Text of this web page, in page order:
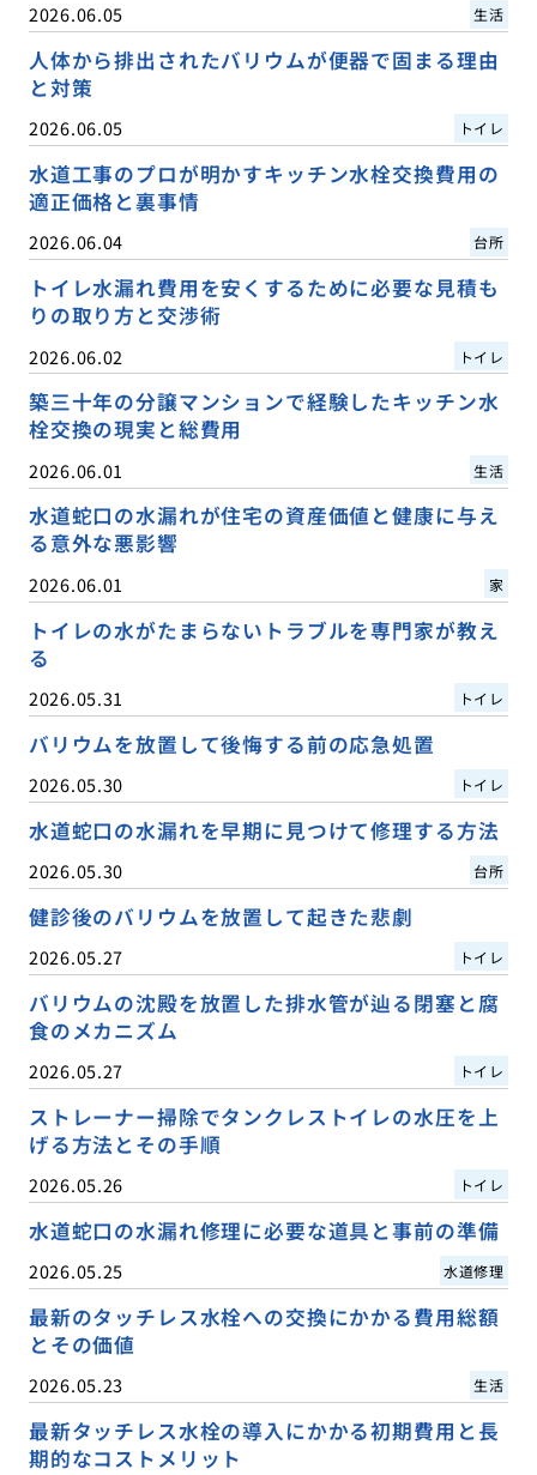
2026.06.05 生活
人体から排出されたバリウムが便器で固まる理由
と対策
2026.06.05 トイレ
水道工事のプロが明かすキッチン水栓交換費用の
適正価格と裏事情
2026.06.04 台所
トイレ水漏れ費用を安くするために必要な見積も
りの取り方と交渉術
2026.06.02 トイレ
築三十年の分譲マンションで経験したキッチン水
栓交換の現実と総費用
2026.06.01 生活
水道蛇口の水漏れが住宅の資産価値と健康に与え
る意外な悪影響
2026.06.01 家
トイレの水がたまらないトラブルを専門家が教え
る
2026.05.31 トイレ
バリウムを放置して後悔する前の応急処置
2026.05.30 トイレ
水道蛇口の水漏れを早期に見つけて修理する方法
2026.05.30 台所
健診後のバリウムを放置して起きた悲劇
2026.05.27 トイレ
バリウムの沈殿を放置した排水管が辿る閉塞と腐
食のメカニズム
2026.05.27 トイレ
ストレーナー掃除でタンクレストイレの水圧を上
げる方法とその手順
2026.05.26 トイレ
水道蛇口の水漏れ修理に必要な道具と事前の準備
2026.05.25 水道修理
最新のタッチレス水栓への交換にかかる費用総額
とその価値
2026.05.23 生活
最新タッチレス水栓の導入にかかる初期費用と長
期的なコストメリット